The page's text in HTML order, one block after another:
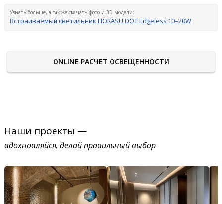
Узнать больше, а так же скачать фото и 3D модели:
Встраиваемый светильник HOKASU DOT Edgeless 10–20W
ONLINE РАСЧЕТ ОСВЕЩЕННОСТИ
Наши проекты —
вдохновляйся, делай правильный выбор